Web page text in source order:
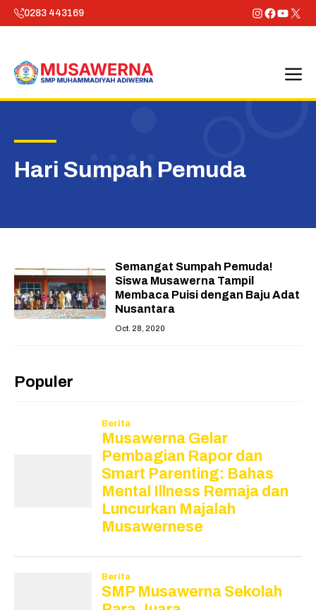
Skip
to
0283 443169 Instagram
X
Hari Sumpah Pemuda
Semangat Sumpah Pemuda!
Siswa Musawerna Tampil
Membaca Puisi dengan Baju Adat
Nusantara
Oct. 28, 2020
Populer